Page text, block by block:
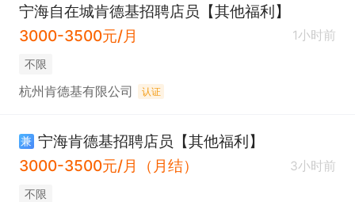
宁海自在城肯德基招聘店员【其他福利】
3000-3500元/月
1小时前
不限
杭州肯德基有限公司 认证
兼 宁海肯德基招聘店员【其他福利】
3000-3500元/月（月结）
3小时前
不限